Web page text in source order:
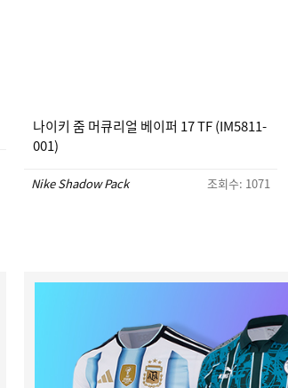
나이키 줌 머큐리얼 베이퍼 17 TF (IM5811-
001)
Nike Shadow Pack 조회수: 1071